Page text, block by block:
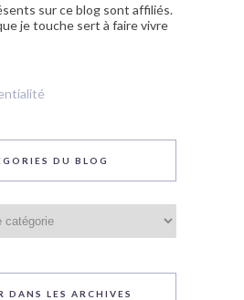
sur ce blog sont affiliés.
je touche sert à faire vivre
DU BLOG
DANS LES ARCHIVES